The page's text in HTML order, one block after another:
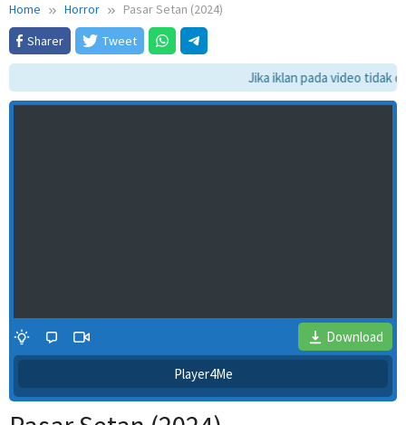
Home Horror
Pasar Setan (2024)
Sharer
Tweet
Jika iklan pada video tidak
Download
Player4Me